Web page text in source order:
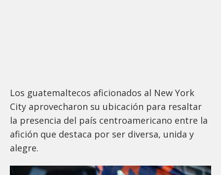
Los guatemaltecos aficionados al New York
City aprovecharon su ubicación para resaltar
la presencia del país centroamericano entre la
afición que destaca por ser diversa, unida y
alegre.